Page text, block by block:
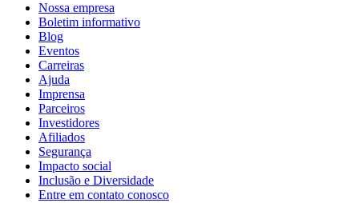
Nossa empresa
Boletim informativo
Blog
Eventos
Carreiras
Ajuda
Imprensa
Parceiros
Investidores
Afiliados
Segurança
Impacto social
Inclusão e Diversidade
Entre em contato conosco